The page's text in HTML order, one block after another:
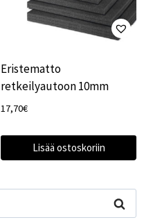
Eristematto
retkeilyautoon 10mm
17,70€
Lisää ostoskoriin
Haku